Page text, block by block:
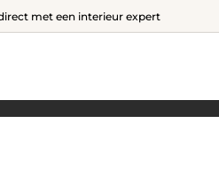
met een interieur expert